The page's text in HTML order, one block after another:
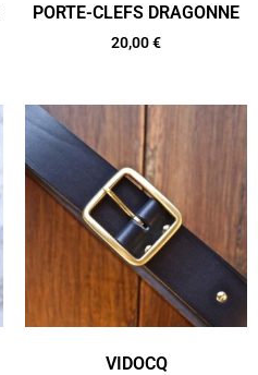
PORTE-CLEFS DRAGONNE
20,00€
VIDOCQ